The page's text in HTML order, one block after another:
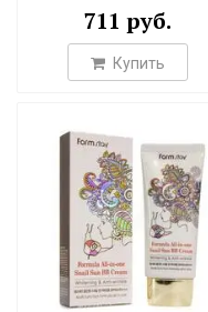
711 руб.
Купить